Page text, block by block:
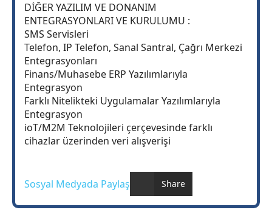
DİĞER YAZILIM VE DONANIM
ENTEGRASYONLARI VE KURULUMU :
SMS Servisleri
Telefon, IP Telefon, Sanal Santral, Çağrı Merkezi
Entegrasyonları
Finans/Muhasebe ERP Yazılımlarıyla
Entegrasyon
Farklı Nitelikteki Uygulamalar Yazılımlarıyla
Entegrasyon
ioT/M2M Teknolojileri çerçevesinde farklı
cihazlar üzerinden veri alışverişi
Sosyal Medyada Paylaş Share